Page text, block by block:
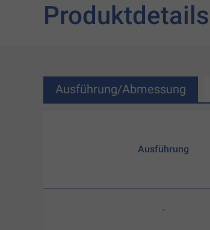
Produktdetails
Ausführung/Abmessung
Ausführung
-